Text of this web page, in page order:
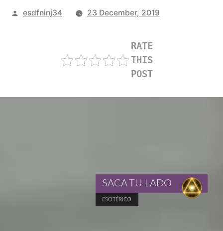
Posted
esdfninj34 23 December, 2019
RATE
THIS
POST
ESOTÉRICO
SACA TU LADO